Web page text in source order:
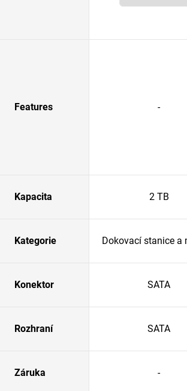
Features -
Kapacita 2 TB
Kategorie Dokovací stanice a
Konektor SATA
Rozhraní SATA
Záruka -